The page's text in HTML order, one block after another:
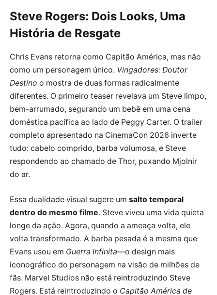
Steve Rogers: Dois Looks, Uma
História de Resgate
Chris Evans retorna como Capitão América, mas não
como um personagem único. Vingadores: Doutor
Destino o mostra de duas formas radicalmente
diferentes. O primeiro teaser revelava um Steve limpo,
bem-arrumado, segurando um bebê em uma cena
doméstica pacífica ao lado de Peggy Carter. O trailer
completo apresentado na CinemaCon 2026 inverte
tudo: cabelo comprido, barba volumosa, e Steve
respondendo ao chamado de Thor, puxando Mjolnir
do ar.
Essa dualidade visual sugere um salto temporal
dentro do mesmo filme. Steve viveu uma vida quieta
longe da ação. Agora, quando a ameaça volta, ele
volta transformado. A barba pesada é a mesma que
Evans usou em Guerra Infinita—o design mais
iconográfico do personagem na visão de milhões de
fãs. Marvel Studios não está reintroduzindo Steve
Rogers. Está reintroduzindo o Capitão América de